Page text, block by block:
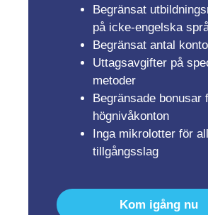
Begränsat
på icke-engelska
Begränsat antal
Uttagsavgifter på
metoder
Begränsade bonusar
högnivåkonton
Inga mikrolotter för
tillgångsslag
Kom igång nu